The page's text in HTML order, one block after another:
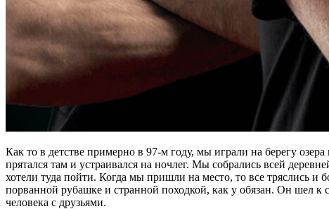
Как то в детстве примерно в 97-м году, мы играли на берегу
прятался там и устраивался на ночлег. Мы собрались всей
хотели туда пойти. Когда мы пришли на место, то все тряслись и
порванной рубашке и странной походкой, как у обязан. Он шел
человека с друзьями.